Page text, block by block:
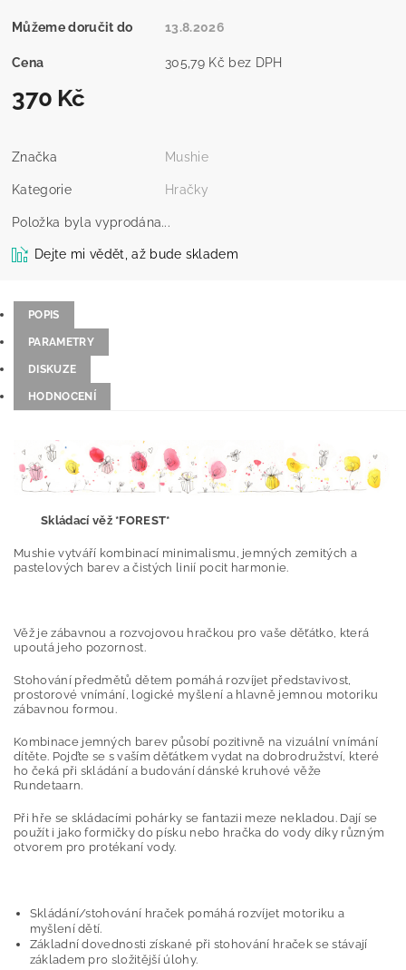
Můžeme doručit do 13.8.2026
Cena 305,79 Kč bez DPH
370 Kč
Značka Mushie
Kategorie Hračky
Položka byla vyprodána...
Dejte mi vědět, až bude skladem
POPIS
PARAMETRY
DISKUZE
HODNOCENÍ
Skládací věž *FOREST*
Mushie vytváří kombinací minimalismu, jemných zemitých a
pastelových barev a čistých linií pocit harmonie.
Věž je zábavnou a rozvojovou hračkou pro vaše děťátko, která
upoutá jeho pozornost.
Stohování předmětů dětem pomáhá rozvíjet představivost,
prostorové vnímání, logické myšlení a hlavně jemnou motoriku
zábavnou formou.
Kombinace jemných barev působí pozitivně na vizuální vnímání
dítěte. Pojďte se s vaším děťátkem vydat na dobrodružství, které
ho čeká při skládání a budování dánské kruhové věže
Rundetaarn.
Při hře se skládacími pohárky se fantazii meze nekladou. Dají se
použít i jako formičky do písku nebo hračka do vody díky různým
otvorem pro protékaní vody.
Skládání/stohování hraček pomáhá rozvíjet motoriku a
myšlení dětí.
Základní dovednosti získané při stohování hraček se stávají
základem pro složitější úlohy.